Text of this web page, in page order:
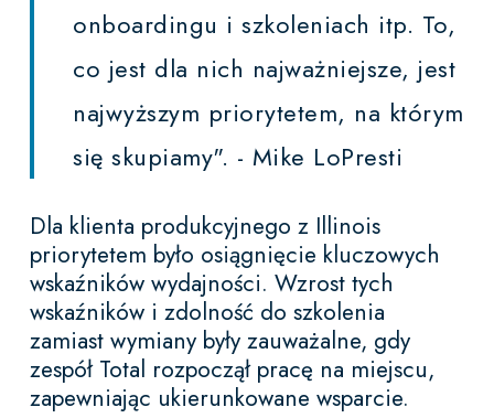
onboardingu i szkoleniach itp. To,
co jest dla nich najważniejsze, jest
najwyższym priorytetem, na którym
się skupiamy". - Mike LoPresti
Dla klienta produkcyjnego z Illinois
priorytetem było osiągnięcie kluczowych
wskaźników wydajności. Wzrost tych
wskaźników i zdolność do szkolenia
zamiast wymiany były zauważalne, gdy
zespół Total rozpoczął pracę na miejscu,
zapewniając ukierunkowane wsparcie.